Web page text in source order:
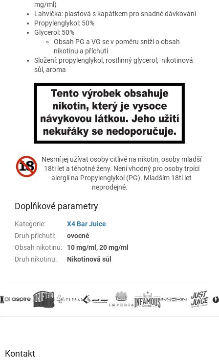
mg/ml)
Lahvička: plastová s kapátkem pro snadné dávkování
Propylenglykol: 50%
Glycerol: 50%
Obsah PG a VG se v poměru sníží o obsah
nikotinu a příchuti
Složení: propylenglykol, rostlinný glycerol, nikotinová
sůl, aroma
Nesmí jej užívat osoby citlivé na nikotin, osoby mladší
18ti let a těhotné ženy. Není vhodný pro osoby trpící
alergií na Propylenglykol (PG). Mladším 18ti let
neprodejné.
Doplňkové parametry
Kategorie:
X4 Bar Juice
Druh příchuti:
ovocné
Obsah nikotinu:
10 mg/ml, 20 mg/ml
Druh nikotinu: Nikotinová sůl
Kontakt